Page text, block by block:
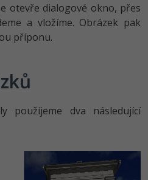
otevře dialogové okno, přes
a vložíme. Obrázek pak
příponu.
použijeme dva následující